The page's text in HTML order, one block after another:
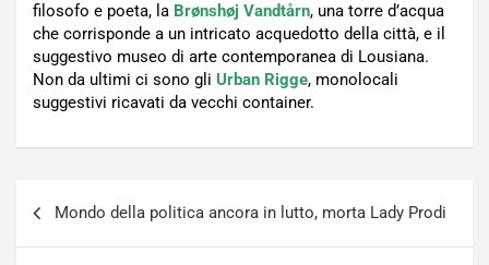
filosofo e poeta, la Brønshøj Vandtårn, una torre d’acqua
che corrisponde a un intricato acquedotto della città, e il
suggestivo museo di arte contemporanea di Lousiana.
Non da ultimi ci sono gli Urban Rigge, monolocali
suggestivi ricavati da vecchi container.
Mondo della politica ancora in lutto, morta Lady Prodi